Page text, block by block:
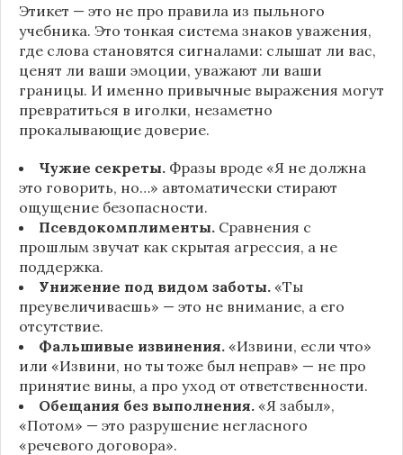
Этикет — это не про правила из пыльного
учебника. Это тонкая система знаков уважения,
где слова становятся сигналами: слышат ли вас,
ценят ли ваши эмоции, уважают ли ваши
границы. И именно привычные выражения могут
превратиться в иголки, незаметно
прокалывающие доверие.
Чужие секреты. Фразы вроде «Я не должна
это говорить, но…» автоматически стирают
ощущение безопасности.
Псевдокомплименты. Сравнения с
прошлым звучат как скрытая агрессия, а не
поддержка.
Унижение под видом заботы. «Ты
преувеличиваешь» — это не внимание, а его
отсутствие.
Фальшивые извинения. «Извини, если что»
или «Извини, но ты тоже был неправ» — не про
принятие вины, а про уход от ответственности.
Обещания без выполнения. «Я забыл»,
«Потом» — это разрушение негласного
«речевого договора».